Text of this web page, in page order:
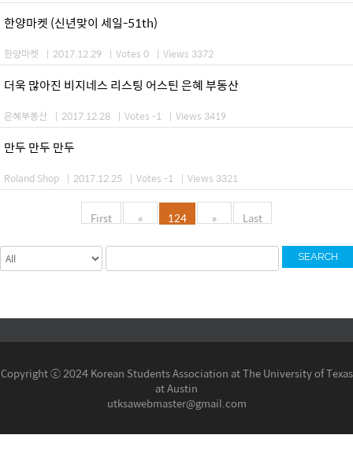
한양마켓 (신년맞이 세일-51th)
한양마켓 | 2017.12.29 | Votes 0 | Views 3372
더욱 많아진 비지네스 리스팅 어스틴 은혜 부동산
은혜부동산 | 2017.12.28 | Votes -1 | Views 3419
만두 만두 만두
Roland Shop | 2017.12.25 | Votes -1 | Views 3321
First « 124 » Last
SEARCH
Copyright ⓒ 2024 Korean Students Association at The University of Texas
at Austin
utksawebmaster@gmail.com